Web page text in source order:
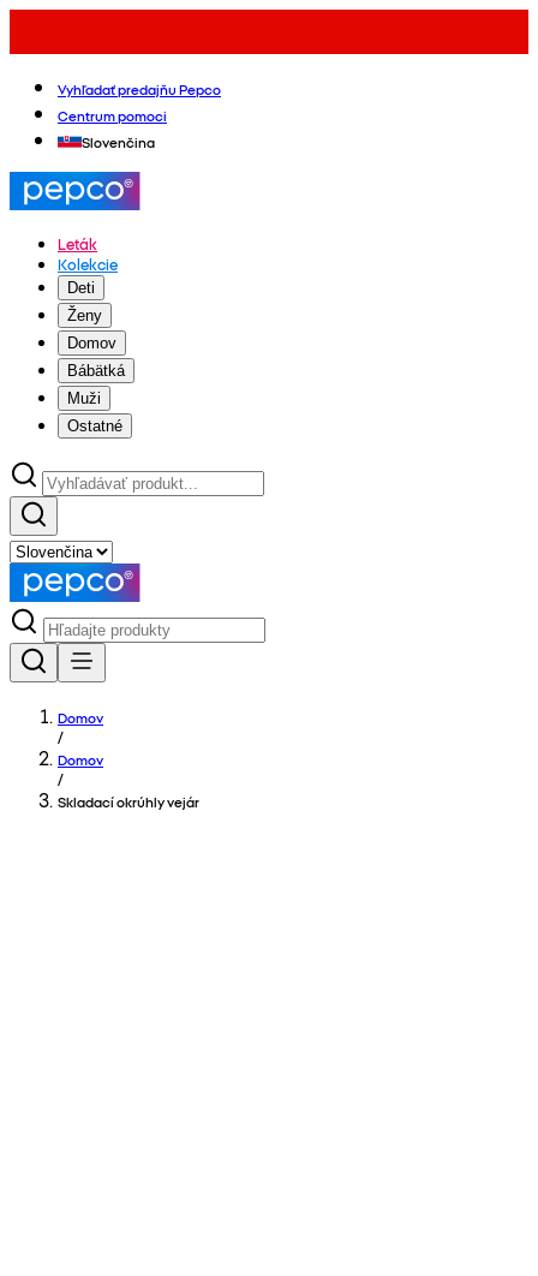
Vyhľadať predajňu Pepco
Centrum pomoci
Slovenčina
Leták
Kolekcie
Deti
Ženy
Domov
Bábätká
Muži
Ostatné
Domov
/
Domov
/
Skladací okrúhly vejár